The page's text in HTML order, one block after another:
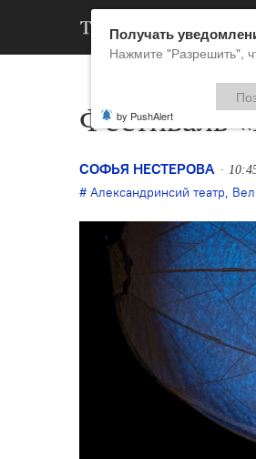
Фестиваль
СОФЬЯ НЕСТЕРОВА
Александринсий театр,
Получать
Нажмите "Разрешить",
by PushAlert